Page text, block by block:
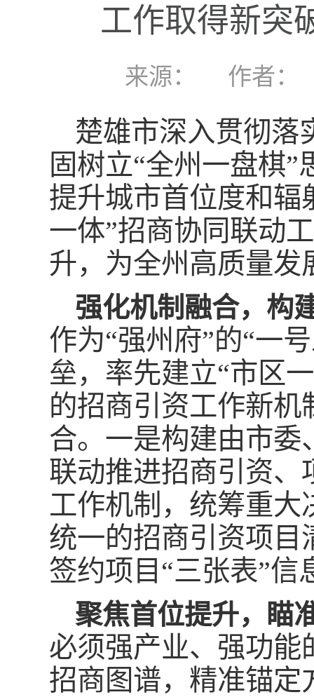
工作取得新突
来源： 作者：
楚雄市深入贯彻落
固树立“全州一盘棋
提升城市首位度和辐
一体”招商协同联动
升，为全州高质量发
强化机制融合，构
作为“强州府”的“一
垒，率先建立“市区
的招商引资工作新
合。一是构建由市委
联动推进招商引资、
工作机制，统筹重
统一的招商引资项目
签约项目“三张表”
聚焦首位提升，瞄
必须强产业、强功能
招商图谱，精准锚定